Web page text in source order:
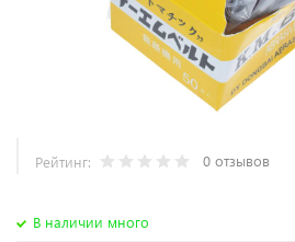
Рейтинг: 0 отзывов
В наличии много